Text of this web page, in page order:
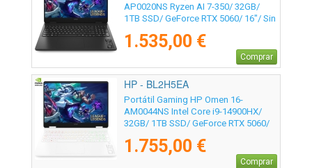
AP0020NS Ryzen AI 7-350/ 32GB/
1TB SSD/ GeForce RTX 5060/ 16"/ Sin
1.535,00 €
Comprar
HP - BL2H5EA
Portátil Gaming HP Omen 16-
AM0044NS Intel Core i9-14900HX/
32GB/ 1TB SSD/ GeForce RTX 5060/
1.755,00 €
Comprar